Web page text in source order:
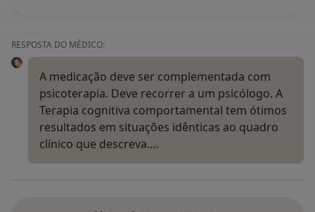
RESPOSTA DO MÉDICO:
A medicação deve ser complementada com
psicoterapia. Deve recorrer a um psicólogo. A
Terapia cognitiva comportamental tem ótimos
resultados em situações idênticas ao quadro
clínico que descreva.…